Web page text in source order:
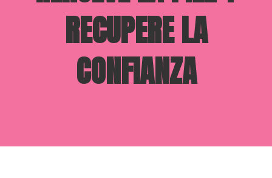
RECUPERE LA
CONFIANZA